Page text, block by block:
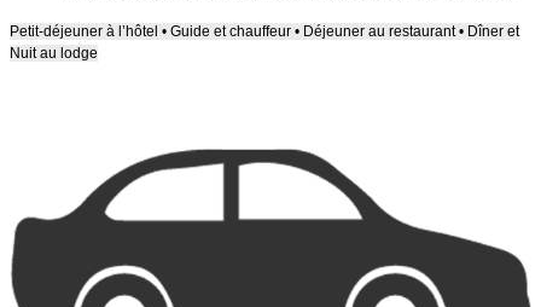
Petit-déjeuner à l’hôtel • Guide et chauffeur • Déjeuner au restaurant • Dîner et
Nuit au lodge